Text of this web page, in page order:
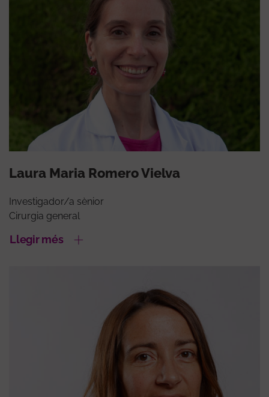
Laura Maria Romero Vielva
Investigador/a sènior
Cirurgia general
Llegir més